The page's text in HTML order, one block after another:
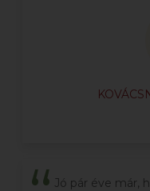
Jó pár éve már,